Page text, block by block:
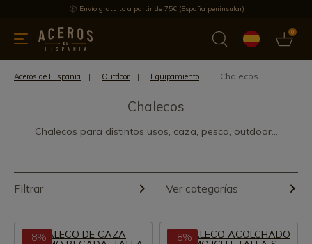
Envío gratuito a partir de 75€ (España peninsular)
0
menaje Ofertas Ultimas novedades Los más vendidos
Aceros de Hispania Outdoor Equipamiento Chalecos
Chalecos
Chalecos para distintos usos, caza, pesca, outdoor...
Filtrar Ver categorías
-8% -8%